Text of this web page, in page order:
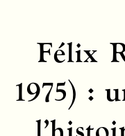
Félix
1975) :